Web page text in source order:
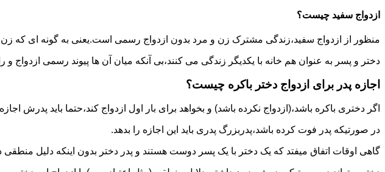
ازدواج سفید چیست؟
منظور از ازدواج سفید،زندگی مشترک زن و مرد بدون ازدواج رسمی است.یعنی به گونه ای که
دختر و پسر به عنوان هم خانه با یکدیگر زندگی می کنند،بی آنکه میان آن ها پیوند رسمی
اجازه پدر برای ازدواج دختر باکره چیست؟
اگر دختری باکره باشد،(ازدواج نکرده باشد) و بخواهد برای بار اول ازدواج کند،حتما باید پدرش
در صورتیکه پدر فوت کرده باشد،پدربزرگ پدری باید این اجازه را بدهد.
گاهی اوقات اتفاق میفتد که یک دختر با یک پسر دوست هستند و پدر دختر بدون اینکه دلیل منطقی